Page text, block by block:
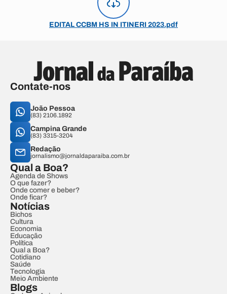
EDITAL CCBM HS IN ITINERI 2023.pdf
Contate-nos
João Pessoa
(83) 2106.1892
Campina Grande
(83) 3315-3204
Redação
jornalismo@jornaldaparaiba.com.br
Qual a Boa?
Agenda de Shows
O que fazer?
Onde comer e beber?
Onde ficar?
Notícias
Bichos
Cultura
Economia
Educação
Política
Qual a Boa?
Cotidiano
Saúde
Tecnologia
Meio Ambiente
Blogs